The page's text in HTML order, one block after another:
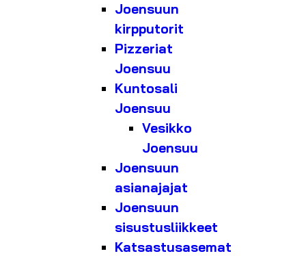
Joensuun
kirpputorit
Pizzeriat
Joensuu
Kuntosali
Joensuu
Vesikko
Joensuu
Joensuun
asianajajat
Joensuun
sisustusliikkeet
Katsastusasemat